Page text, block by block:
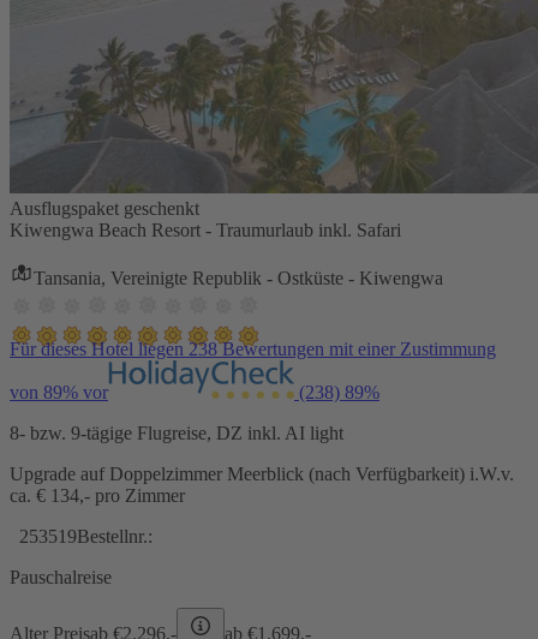
Ausflugspaket geschenkt
Kiwengwa Beach Resort - Traumurlaub inkl. Safari
Tansania, Vereinigte Republik - Ostküste - Kiwengwa
Für dieses Hotel liegen 238 Bewertungen mit einer Zustimmung
von 89% vor (238) 89%
8- bzw. 9-tägige Flugreise, DZ inkl. AI light
Upgrade auf Doppelzimmer Meerblick (nach Verfügbarkeit) i.W.v.
ca. € 134,- pro Zimmer
253519Bestellnr.:
Pauschalreise
Alter Preisab €2.296,- ab €1.699,-